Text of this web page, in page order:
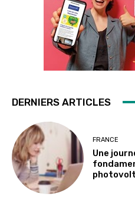
DERNIERS ARTICLES
FRANCE
Une